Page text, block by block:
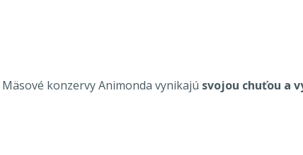
Mäsové konzervy Animonda vynikajú svojou chuťou a